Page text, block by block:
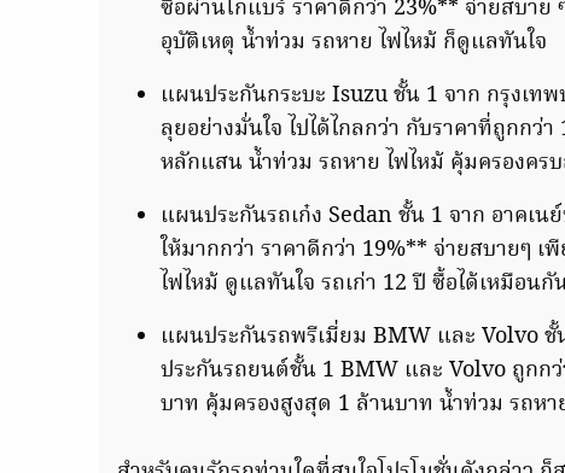
ซื้อผ่านโกแบร์ ราคาดีกว่า 23%** จ่ายสบา
อุบัติเหตุ น้ำท่วม รถหาย ไฟไหม้ ก็ดูแลทันใจ
แผนประกันกระบะ Isuzu ชั้น 1 จาก กรุงเท
ลุยอย่างมั่นใจ ไปได้ไกลกว่า กับราคาที่ถูกกว่
หลักแสน น้ำท่วม รถหาย ไฟไหม้ คุ้มครองคร
แผนประกันรถเก๋ง Sedan ชั้น 1 จาก อาคเน
ให้มากกว่า ราคาดีกว่า 19%** จ่ายสบายๆ
ไฟไหม้ ดูแลทันใจ รถเก่า 12 ปี ซื้อได้เหมือนกั
แผนประกันรถพรีเมี่ยม BMW และ Volvo ชั้
ประกันรถยนต์ชั้น 1 BMW และ Volvo ถูกก
บาท คุ้มครองสูงสุด 1 ล้านบาท น้ำท่วม รถห